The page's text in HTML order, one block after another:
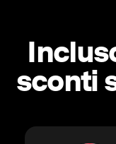
sconti